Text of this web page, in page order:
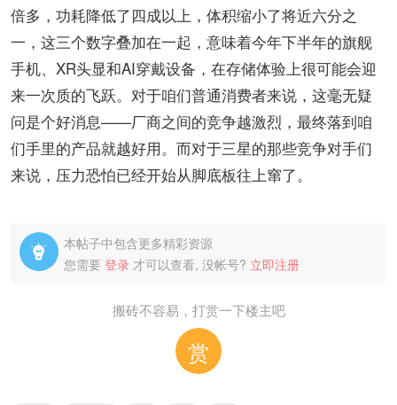
倍多，功耗降低了四成以上，体积缩小了将近六分之
一，这三个数字叠加在一起，意味着今年下半年的旗舰
手机、XR头显和AI穿戴设备，在存储体验上很可能会迎
来一次质的飞跃。对于咱们普通消费者来说，这毫无疑
问是个好消息——厂商之间的竞争越激烈，最终落到咱
们手里的产品就越好用。而对于三星的那些竞争对手们
来说，压力恐怕已经开始从脚底板往上窜了。

本帖子中包含更多精彩资源
您需要 登录 才可以查看, 没帐号? 立即注册
搬砖不容易，打赏一下楼主吧
赏